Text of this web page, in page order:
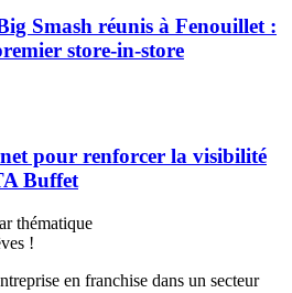
Smash réunis à Fenouillet :
store-in-store
pour renforcer la visibilité
Buffet
thématique
!
en franchise dans un secteur